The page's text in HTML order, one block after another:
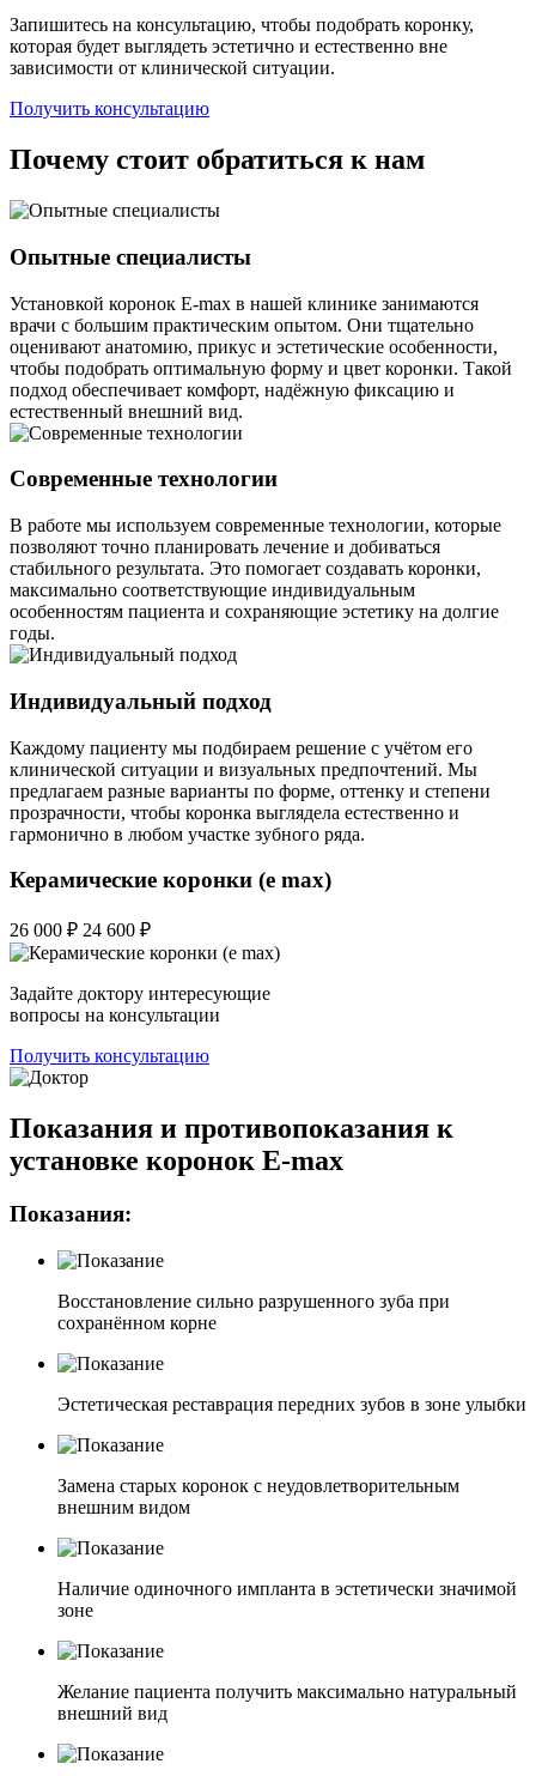
Запишитесь на консультацию, чтобы подобрать коронку,
которая будет выглядеть эстетично и естественно вне
зависимости от клинической ситуации.
Получить консультацию
Почему стоит обратиться к нам
Опытные специалисты
Установкой коронок E-max в нашей клинике занимаются
врачи с большим практическим опытом. Они тщательно
оценивают анатомию, прикус и эстетические особенности,
чтобы подобрать оптимальную форму и цвет коронки. Такой
подход обеспечивает комфорт, надёжную фиксацию и
естественный внешний вид.
Современные технологии
В работе мы используем современные технологии, которые
позволяют точно планировать лечение и добиваться
стабильного результата. Это помогает создавать коронки,
максимально соответствующие индивидуальным
особенностям пациента и сохраняющие эстетику на долгие
годы.
Индивидуальный подход
Каждому пациенту мы подбираем решение с учётом его
клинической ситуации и визуальных предпочтений. Мы
предлагаем разные варианты по форме, оттенку и степени
прозрачности, чтобы коронка выглядела естественно и
гармонично в любом участке зубного ряда.
Керамические коронки (e max)
26 000 ₽ 24 600 ₽
Задайте доктору интересующие
вопросы на консультации
Получить консультацию
Показания и противопоказания к
установке коронок E-max
Показания:
Восстановление сильно разрушенного зуба при
сохранённом корне
Эстетическая реставрация передних зубов в зоне улыбки
Замена старых коронок с неудовлетворительным
внешним видом
Наличие одиночного импланта в эстетически значимой
зоне
Желание пациента получить максимально натуральный
внешний вид